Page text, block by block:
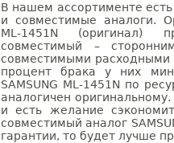
В нашем ассортименте
и совместимые аналоги.
ML-1451N (оригинал)
совместимый –
совместимыми расходными
процент брака у них
SAMSUNG ML-1451N по
аналогичен
и есть желание
совместимый аналог
гарантии, то будет лучше